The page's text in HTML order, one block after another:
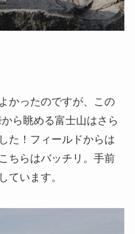
かったのですが、この
ら眺める富士山はさら
た！フィールドからは
ちらはバッチリ。手前
ています。